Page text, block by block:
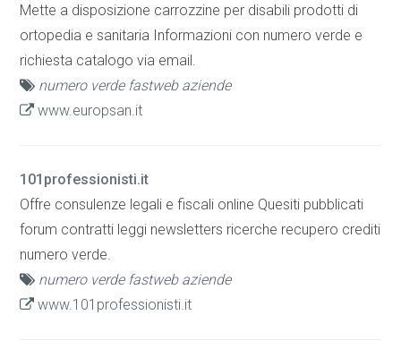
Mette a disposizione carrozzine per disabili prodotti di
ortopedia e sanitaria Informazioni con numero verde e
richiesta catalogo via email.
numero verde fastweb aziende
www.europsan.it
101professionisti.it
Offre consulenze legali e fiscali online Quesiti pubblicati
forum contratti leggi newsletters ricerche recupero crediti
numero verde.
numero verde fastweb aziende
www.101professionisti.it